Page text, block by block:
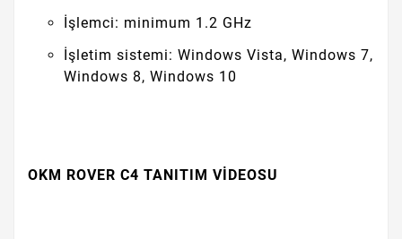
İşlemci: minimum 1.2 GHz
İşletim sistemi: Windows Vista, Windows 7,
Windows 8, Windows 10
OKM ROVER C4 TANITIM VİDEOSU